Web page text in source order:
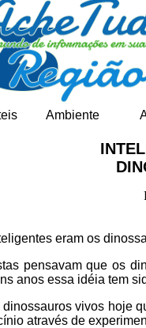
Ambiente
eram os
pensavam que os
anos essa idéia tem
vivos hoje
através de